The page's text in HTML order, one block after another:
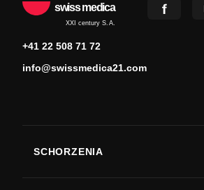
swiss medica
XXI century S.A.
+41 22 508 71 72
info@swissmedica21.com
SCHORZENIA